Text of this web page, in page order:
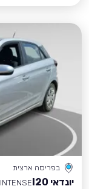
בפריסה ארצית
יונדאי I20
INTENSE